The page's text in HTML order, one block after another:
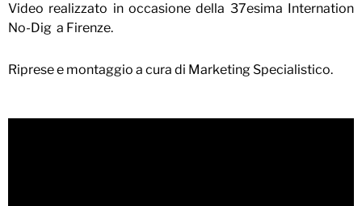
Video realizzato in occasione della 37esima Internation
No-Dig a Firenze.
Riprese e montaggio a cura di Marketing Specialistico.